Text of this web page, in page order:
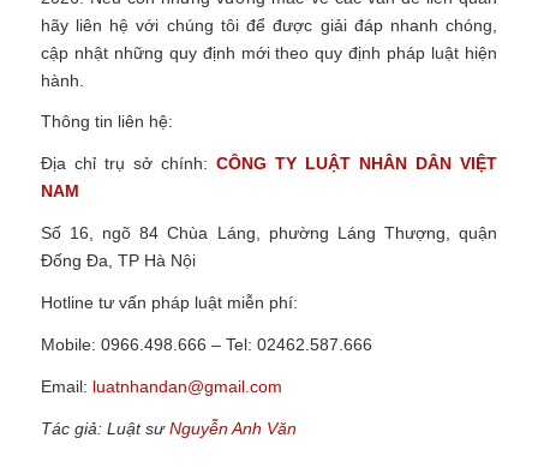
hãy liên hệ với chúng tôi để được giải đáp nhanh chóng,
cập nhật những quy định mới theo quy định pháp luật hiện
hành.
Thông tin liên hệ:
Địa chỉ trụ sở chính: CÔNG TY LUẬT NHÂN DÂN VIỆT
NAM
Số 16, ngõ 84 Chùa Láng, phường Láng Thượng, quận
Đống Đa, TP Hà Nội
Hotline tư vấn pháp luật miễn phí:
Mobile: 0966.498.666 – Tel: 02462.587.666
Email: luatnhandan@gmail.com
Tác giả: Luật sưNguyễn Anh Văn